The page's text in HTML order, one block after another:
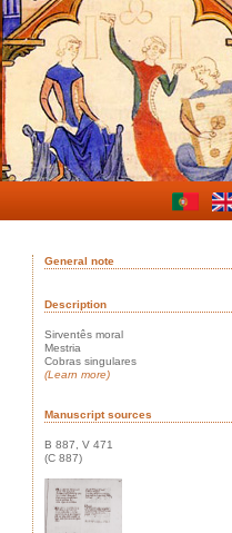
General note
Description
Sirventês moral
Mestria
Cobras singulares
(Learn more)
Manuscript sources
B 887, V 471
(C 887)